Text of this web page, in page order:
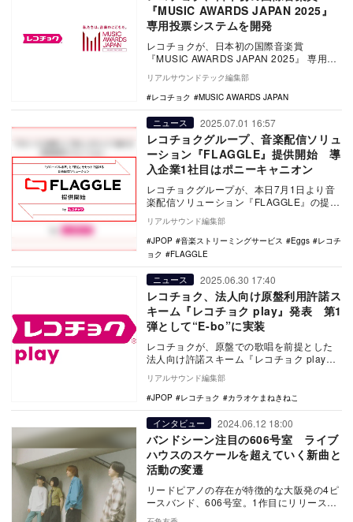
『MUSIC AWARDS JAPAN 2025』
専用投票システムを開発
レコチョクが、日本初の国際音楽賞
『MUSIC AWARDS JAPAN 2025』 専用投
票システムを開発したことを発表した。
リアルサウンドテック編集部
レコチョク
MUSIC AWARDS JAPAN
ニュース 2025.07.01 16:57
レコチョクグループ、音楽配信ソリュ
ーション『FLAGGLE』提供開始 導
入企業1社目はポニーキャニオン
レコチョクグループが、本日7月1日より音
楽配信ソリューション『FLAGGLE』の提供
を開始した。 同事業は、音楽配信事業…
リアルサウンド編集部
JPOP
音楽ストリーミングサービス Eggs
レコチ
ョク
FLAGGLE
ニュース 2025.06.30 17:40
レコチョク、法人向け原盤利用許諾ス
キーム『レコチョク play』発表 第1
弾として“E-bo”に実装
レコチョクが、原盤での歌唱を前提とした
法人向け許諾スキーム『レコチョク play』
の構築およびカラオケ機器メーカーへの提
供開始を…
リアルサウンド編集部
JPOP
レコチョク カラオケまねきねこ
インタビュー 2024.06.12 18:00
バンドシーン注目の606号室 ライブ
ハウスのスケールを超えていく新曲と
活動の変遷
リードピアノの存在が特徴的な大阪発の4ピ
ースバンド、606号室。1作目にリリースし
た「君のことは」がインディーズアーティ